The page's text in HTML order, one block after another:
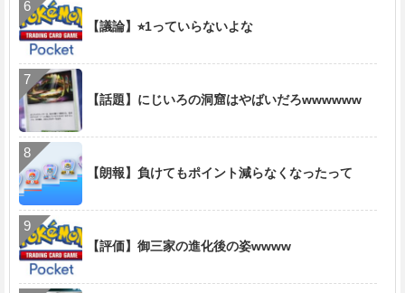
【議論】⭐︎1っていらないよな
【話題】にじいろの洞窟はやばいだろwwwwww
【朗報】負けてもポイント減らなくなったって
【評価】御三家の進化後の姿wwww